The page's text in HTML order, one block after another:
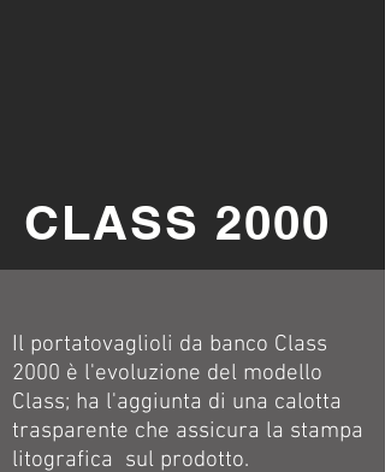
CLASS 2000
Il portatovaglioli da banco Class
2000 è l'evoluzione del modello
Class; ha l'aggiunta di una calotta
trasparente che assicura la stampa
litografica sul prodotto.